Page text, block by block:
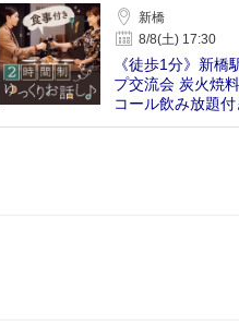
新橋
8/8(土) 17:30
《徒歩1分》新橋
プ交流会 炭火焼
コール飲み放題付